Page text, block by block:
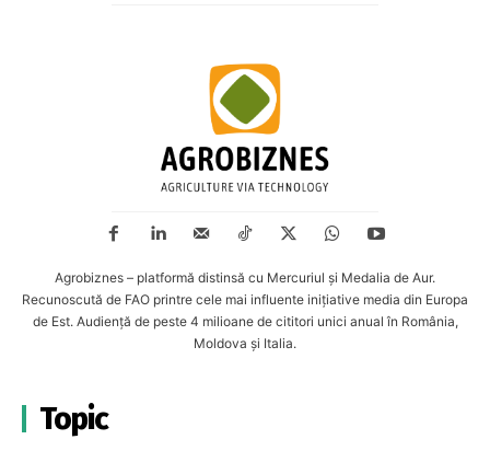
Agrobiznes – platformă distinsă cu Mercuriul și Medalia de Aur.
Recunoscută de FAO printre cele mai influente inițiative media din Europa
de Est. Audiență de peste 4 milioane de cititori unici anual în România,
Moldova și Italia.
Topic